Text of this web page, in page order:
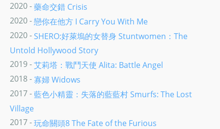
2020 -藥命交錯 Crisis
2020 -戀你在他方 I Carry You With Me
2020 - SHERO:好萊塢的女替身 Stuntwomen：The
Untold Hollywood Story
2019 -艾莉塔：戰鬥天使 Alita: Battle Angel
2018 -寡婦 Widows
2017 -藍色小精靈：失落的藍藍村 Smurfs: The Lost
Village
2017 -玩命關頭8 The Fate of the Furious